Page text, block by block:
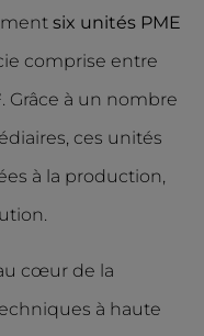
six unités PME
comprise entre
Grâce à un nombre
ces unités
à la production,
cœur de la
à haute